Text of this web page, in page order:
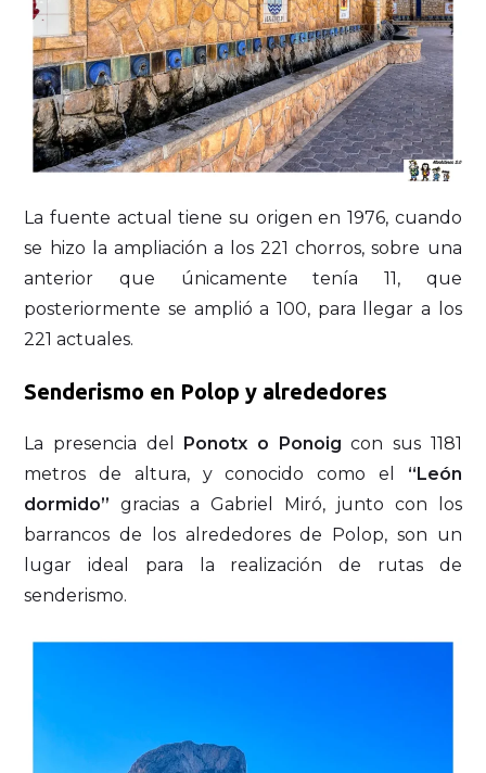
La fuente actual tiene su origen en 1976, cuando
se hizo la ampliación a los 221 chorros, sobre una
anterior que únicamente tenía 11, que
posteriormente se amplió a 100, para llegar a los
221 actuales.
Senderismo en Polop y alrededores
La presencia del Ponotx o Ponoig con sus 1181
metros de altura, y conocido como el “León
dormido” gracias a Gabriel Miró, junto con los
barrancos de los alrededores de Polop, son un
lugar ideal para la realización de rutas de
senderismo.